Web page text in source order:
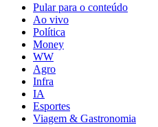
Pular para o conteúdo
Ao vivo
Política
Money
WW
Agro
Infra
IA
Esportes
Viagem & Gastronomia